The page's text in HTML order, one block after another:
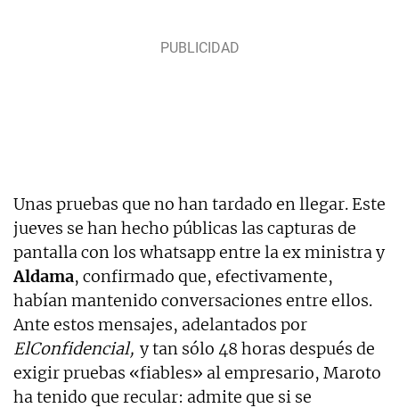
Unas pruebas que no han tardado en llegar. Este
jueves se han hecho públicas las capturas de
pantalla con los whatsapp entre la ex ministra y
Aldama, confirmado que, efectivamente,
habían mantenido conversaciones entre ellos.
Ante estos mensajes, adelantados por
ElConfidencial, y tan sólo 48 horas después de
exigir pruebas «fiables» al empresario, Maroto
ha tenido que recular: admite que si se